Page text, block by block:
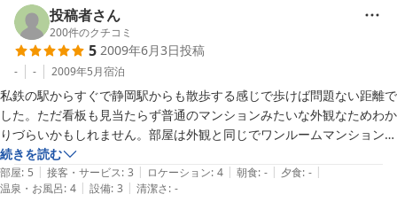
すことも
できます。
・ケーブルテレビが入っており、映画、ドラマなど多チャンネルを楽し
めます。
・小鍋やスプーンなどはコンロの下にあります。
・割り箸や紙コップ、歯ブラシなどもフロント横にあり、セルフサービ
スです。
・バスタオル、普通のタオルがあります。パジャマはありません。
・室内に洗濯機、乾燥機があるので長期滞在にも利用できます。
・お水は水道水が美味しいです。静岡の水は全国７位の旨さだと室内に
投稿者さん
200件のクチコミ
5 2009年6月3日投稿
- - 2009年5月宿泊
私鉄の駅からすぐで静岡駅からも散歩する感じで歩けば問題ない距離で
した。ただ看板も見当たらず普通のマンションみたいな外観なためわか
りづらいかもしれません。部屋は外観と同じでワンルームマンションの
ような感じのため自分の部屋に居るように落ち着く事ができました。ミ
ニキッチンもありますがお湯を沸かす物がなかったためフロントの方に
聞いたところ鍋を貸していただけ助かりました。お風呂のお湯の件です
続きを読む
部屋: 5 | 接客・サービス: 3 | ロケーション: 4 | 朝食: - | 夕食: - |
温泉・お風呂: 4 | 設備: 3 | 清潔さ: -